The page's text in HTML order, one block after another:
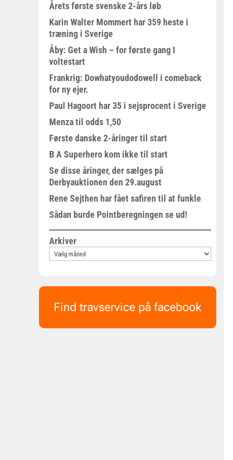
Årets første svenske 2-års løb
Karin Walter Mommert har 359 heste i
træning i Sverige
Åby: Get a Wish – for første gang I
voltestart
Frankrig: Dowhatyoudodowell i comeback
for ny ejer.
Paul Hagoort har 35 i sejsprocent i Sverige
Menza til odds 1,50
Første danske 2-åringer til start
B A Superhero kom ikke til start
Se disse åringer, der sælges på
Derbyauktionen den 29.august
Rene Sejthen har fået safiren til at funkle
Sådan burde Pointberegningen se ud!
Arkiver
Find travservice på facebook